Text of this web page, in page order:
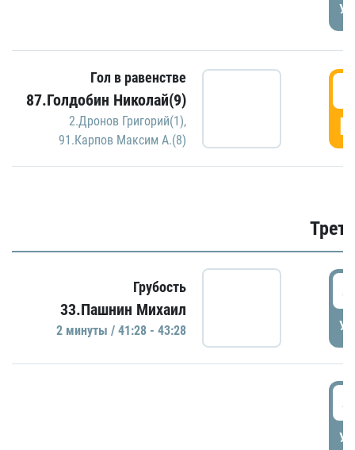
Гол в равенстве
87.Голдобин Николай(9)
2.Дронов Григорий(1),
91.Карпов Максим А.(8)
Грубость
33.Пашнин Михаил
2 минуты / 41:28 - 43:28